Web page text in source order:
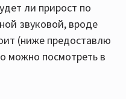
ли прирост по
звуковой, вроде
(ниже предоставлю
можно посмотреть в